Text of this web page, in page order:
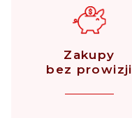
Zakupy
bez prowizji